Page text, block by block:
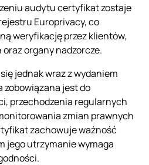
audytu certyfikat zostaje
Europrivacy, co
weryfikację przez klientów,
organy nadzorcze.
jednak wraz z wydaniem
jest do
przechodzenia regularnych
zmian prawnych
zachowuje ważność
jego utrzymanie wymaga